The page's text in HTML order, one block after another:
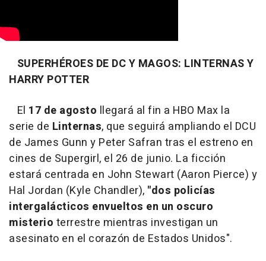
SUPERHÉROES DE DC Y MAGOS: LINTERNAS Y
HARRY POTTER
El 17 de agosto llegará al fin a HBO Max la
serie de Linternas, que seguirá ampliando el DCU
de James Gunn y Peter Safran tras el estreno en
cines de Supergirl, el 26 de junio. La ficción
estará centrada en John Stewart (Aaron Pierce) y
Hal Jordan (Kyle Chandler), "dos policías
intergalácticos envueltos en un oscuro
misterio terrestre mientras investigan un
asesinato en el corazón de Estados Unidos".